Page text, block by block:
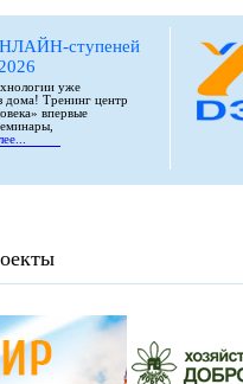
ступеней
уже
дома! Тренинг центр
впервые